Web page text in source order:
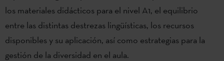
los materiales didácticos para el nivel A1, el equilibrio
entre las distintas destrezas lingüísticas, los recursos
disponibles y su aplicación, así como estrategias para la
gestión de la diversidad en el aula.